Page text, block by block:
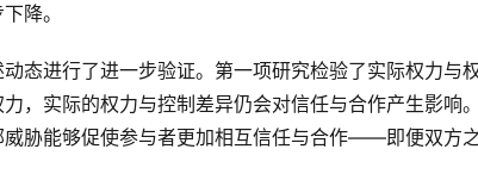
降。
态进行了进一步验证。第一项研究检验了实际权力与
，实际的权力与控制差异仍会对信任与合作产生影响
胁能够促使参与者更加相互信任与合作——即便双方之